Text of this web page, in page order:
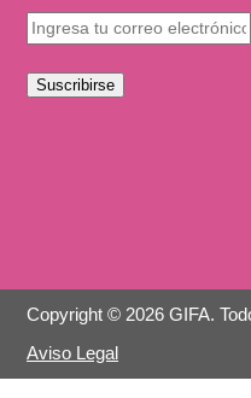
Suscribirse
Copyright © 2026 GIFA.
Aviso Legal